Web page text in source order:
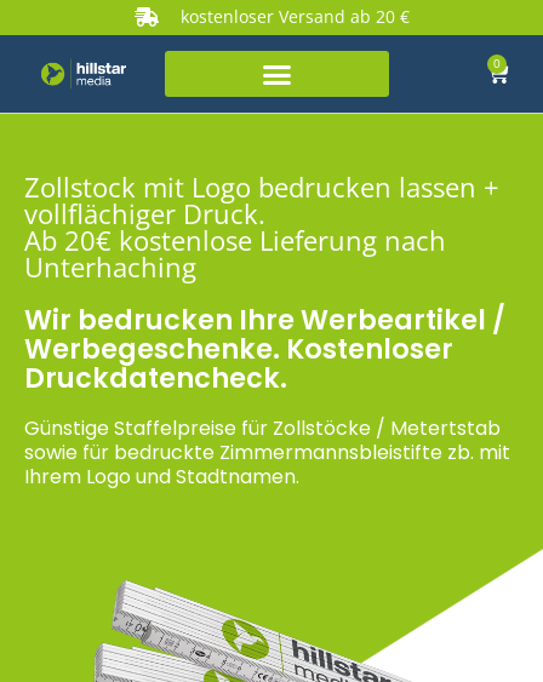
kostenloser Versand ab 20 €
0
Zollstock mit Logo bedrucken lassen +
vollflächiger Druck.
Ab 20€ kostenlose Lieferung nach
Unterhaching
Wir bedrucken Ihre Werbeartikel /
Werbegeschenke. Kostenloser
Druckdatencheck.
Günstige Staffelpreise für Zollstöcke / Metertstab
sowie für bedruckte Zimmermannsbleistifte zb. mit
Ihrem Logo und Stadtnamen.